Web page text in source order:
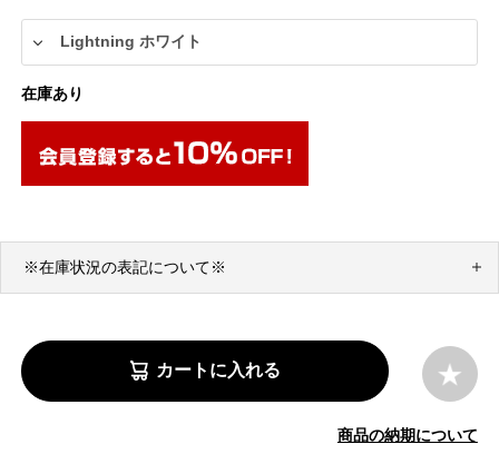
在庫あり
※在庫状況の表記について※
カートに入れる
商品の納期について